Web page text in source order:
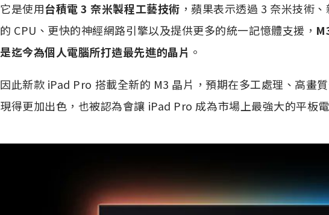
它是使用台積電 3 奈米製程工藝技術 ，蘋果表示透過 3 奈米技術
的 CPU、更快的神經網路引擎以及提供更多的統一記憶體支援，
是迄今為個人電腦所打造最先進的晶片 。
因此新款 iPad Pro 搭載全新的 M3 晶片，預期在多工處理、高畫
現得更加出色，也被認為會讓 iPad Pro 成為市場上最強大的平板